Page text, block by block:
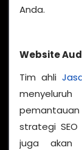
Anda.
Website
Tim ahli
strategi
juga akan